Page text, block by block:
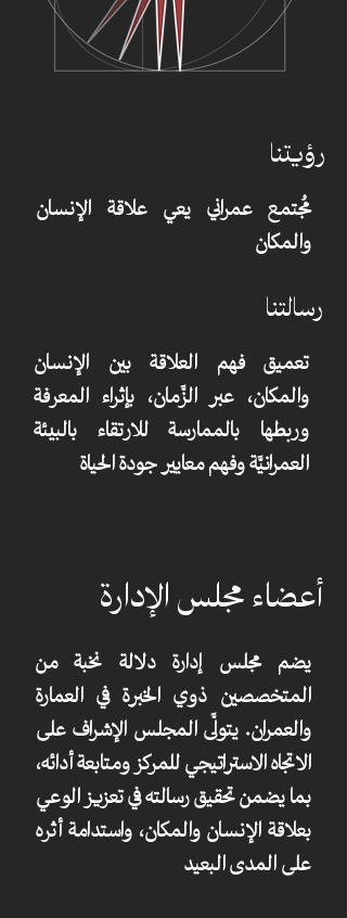
رؤيتنا
مُجتمع عمراني يعي علاقة الإنسان
والمكان
رسالتنا
تعميق فهم العلاقة بين الإنسان
والمكان، عبر الزَّمان، بإثراء المعرفة
وربطها بالممارسة للارتقاء بالبيئة
العمرانيَّة وفهم معايير جودة الحياة
أعضاء مجلس الإدارة
يضم مجلس إدارة دلالة نخبة من
المتخصصين ذوي الخبرة في العمارة
والعمران. يتولَّى المجلس الإشراف على
الاتجاه الاستراتيجي للمركز ومتابعة أدائه،
بما يضمن تحقيق رسالته في تعزيز الوعي
بعلاقة الإنسان والمكان، واستدامة أثره
على المدى البعيد